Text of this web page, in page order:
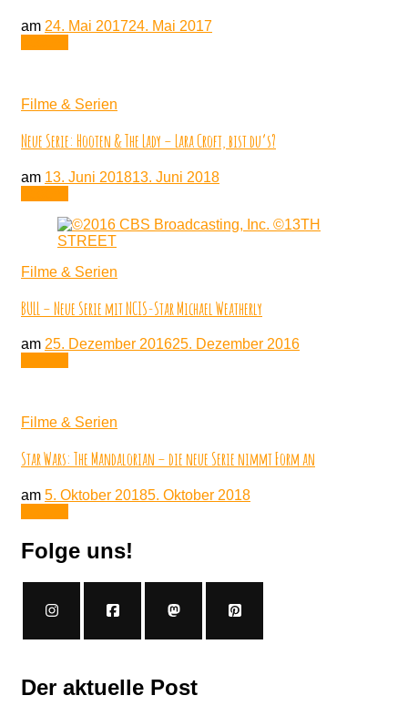
am 24. Mai 201724. Mai 2017
Filme & Serien
Neue Serie: Hooten & The Lady – Lara Croft, bist du’s?
am 13. Juni 201813. Juni 2018
Filme & Serien
BULL – Neue Serie mit NCIS-Star Michael Weatherly
am 25. Dezember 201625. Dezember 2016
Filme & Serien
Star Wars: The Mandalorian – die neue Serie nimmt Form an
am 5. Oktober 20185. Oktober 2018
Folge uns!
Der aktuelle Post